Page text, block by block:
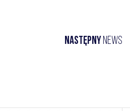
Następny news